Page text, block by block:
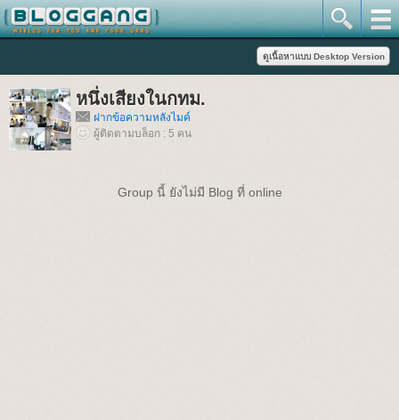
หนึ่งเสียงในกทม.
ฝากข้อความหลังไมค์
ผู้ติดตามบล็อก : 5 คน
Group นี้ ยังไม่มี Blog ที่ online